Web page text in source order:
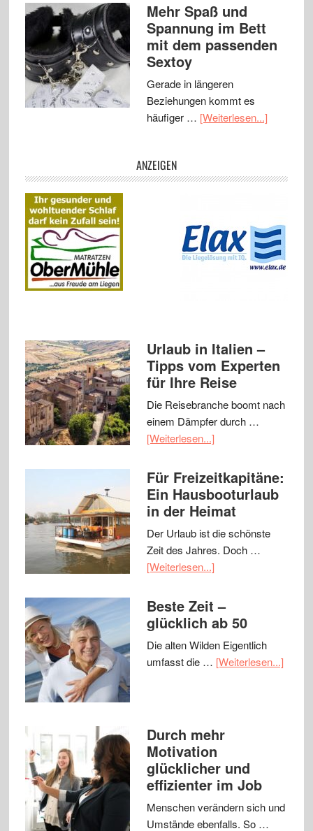
Mehr Spaß und
Spannung im Bett
mit dem passenden
Sextoy
Gerade in längeren
Beziehungen kommt es
häufiger … [Weiterlesen...]
ANZEIGEN
Urlaub in Italien –
Tipps vom Experten
für Ihre Reise
Die Reisebranche boomt nach
einem Dämpfer durch …
[Weiterlesen...]
Für Freizeitkapitäne:
Ein Hausbooturlaub
in der Heimat
Der Urlaub ist die schönste
Zeit des Jahres. Doch …
[Weiterlesen...]
Beste Zeit –
glücklich ab 50
Die alten Wilden Eigentlich
umfasst die … [Weiterlesen...]
Durch mehr
Motivation
glücklicher und
effizienter im Job
Menschen verändern sich und
Umstände ebenfalls. So …